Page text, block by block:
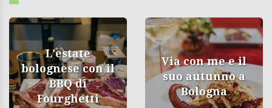
L’estate
bolognese con il
BBQ di
Fourghetti
Via con me e il
suo autunno a
Bologna